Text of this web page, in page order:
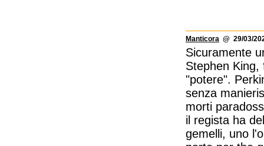
Manticora @ 29/03/
Sicuramente
Stephen
"potere".
senza
morti
il regista ha
gemelli, uno